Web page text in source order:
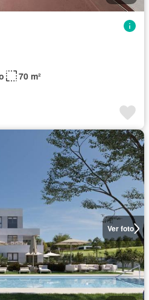
70 m²
Ver foto